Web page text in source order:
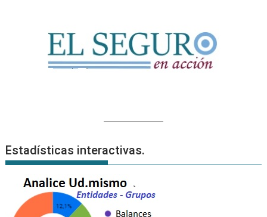
Estadísticas interactivas.